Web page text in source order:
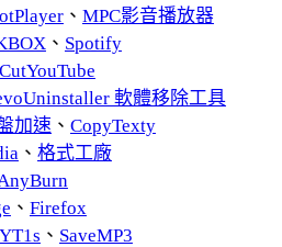
、 MPC影音播放器
、 Spotify
CutYouTube
軟體移除工具
加速、 CopyTexty
、 格式工廠
、 Firefox
YT1s 、 SaveMP3